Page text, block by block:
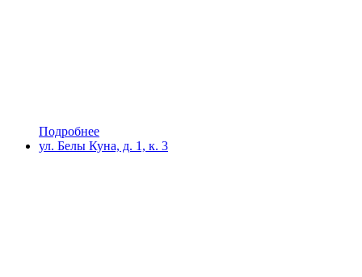
Подробнее
ул. Белы Куна, д. 1, к. 3